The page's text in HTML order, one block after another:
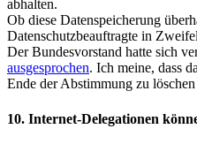
abhalten.
Ob diese Datenspeicherung
Datenschutzbeauftragte in
Der Bundesvorstand hatte sich
ausgesprochen. Ich meine, dass
Ende der Abstimmung zu löschen
10. Internet-Delegationen